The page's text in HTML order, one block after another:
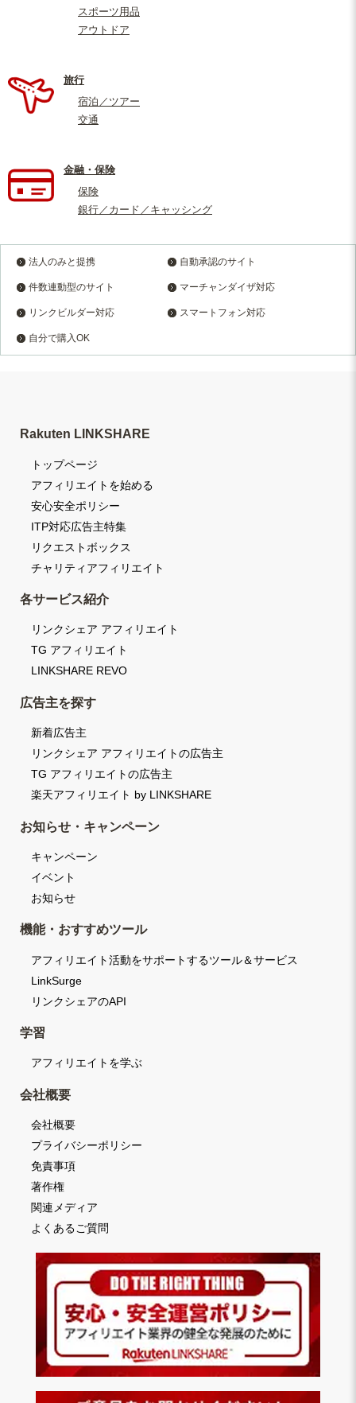
スポーツ用品
アウトドア
旅行
宿泊／ツアー
交通
金融・保険
保険
銀行／カード／キャッシング
法人のみと提携 自動承認のサイト
件数連動型のサイト マーチャンダイザ対応
リンクビルダー対応 スマートフォン対応
自分で購入OK
Rakuten LINKSHARE
トップページ
アフィリエイトを始める
安心安全ポリシー
ITP対応広告主特集
リクエストボックス
チャリティアフィリエイト
各サービス紹介
リンクシェア アフィリエイト
TG アフィリエイト
LINKSHARE REVO
広告主を探す
新着広告主
リンクシェア アフィリエイトの広告主
TG アフィリエイトの広告主
楽天アフィリエイト by LINKSHARE
お知らせ・キャンペーン
キャンペーン
イベント
お知らせ
機能・おすすめツール
アフィリエイト活動をサポートするツール＆サービス
LinkSurge
リンクシェアのAPI
学習
アフィリエイトを学ぶ
会社概要
会社概要
プライバシーポリシー
免責事項
著作権
関連メディア
よくあるご質問